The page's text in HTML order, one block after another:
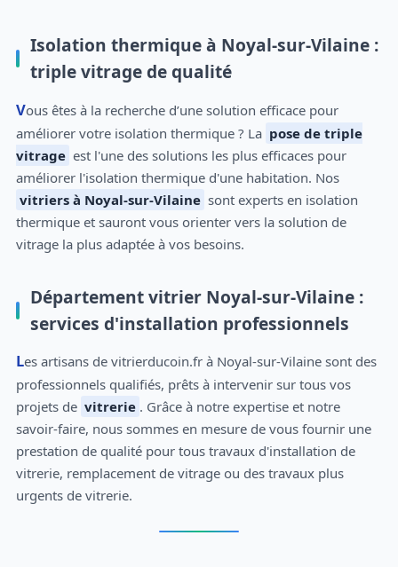
Isolation thermique à Noyal-sur-Vilaine :
triple vitrage de qualité
Vous êtes à la recherche d’une solution efficace pour
améliorer votre isolation thermique ? La pose de triple
vitrage est l'une des solutions les plus efficaces pour
améliorer l'isolation thermique d'une habitation. Nos
vitriers à Noyal-sur-Vilaine sont experts en isolation
thermique et sauront vous orienter vers la solution de
vitrage la plus adaptée à vos besoins.
Département vitrier Noyal-sur-Vilaine :
services d'installation professionnels
Les artisans de vitrierducoin.fr à Noyal-sur-Vilaine sont des
professionnels qualifiés, prêts à intervenir sur tous vos
projets de vitrerie . Grâce à notre expertise et notre
savoir-faire, nous sommes en mesure de vous fournir une
prestation de qualité pour tous travaux d'installation de
vitrerie, remplacement de vitrage ou des travaux plus
urgents de vitrerie.